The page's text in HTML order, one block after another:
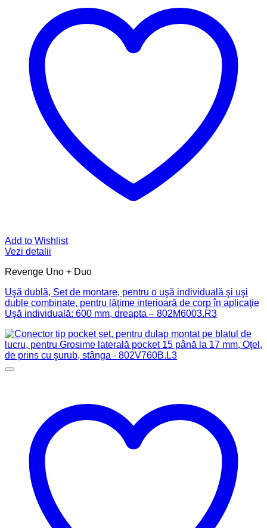
Add to Wishlist
Vezi detalii
Revenge Uno + Duo
Uşă dublă, Set de montare, pentru o uşă individuală şi uşi
duble combinate, pentru lăţime interioară de corp în aplicaţie
Uşă individuală: 600 mm, dreapta – 802M6003.R3